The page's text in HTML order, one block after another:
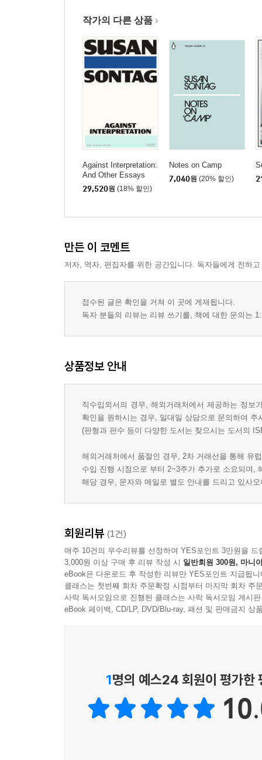
작가의 다른 상품
Against Interpretation:
And Other Essays
29,520원 (18% 할인)
Notes on Camp
7,040원 (20% 할인)
만든 이 코멘트
저자, 역자, 편집자를 위한 공간입니다. 독자들에게 전하
접수된 글은 확인을 거쳐 이 곳에 게재됩니다.
독자 분들의 리뷰는 리뷰 쓰기를, 책에 대한 문의는
상품정보 안내
직수입외서의 경우, 해외거래처에서 제공하는 정
확인을 원하시는 경우, 일대일 상담으로 문의하여 주
(판형과 판수 등이 다양한 도서는 찾으시는 도서의
해외거래처에서 품절인 경우, 2차 거래선을 통해 유
수입 진행 시점으로 부터 2~3주가 추가로 소요되며,
해당 경우, 문자와 메일로 별도 안내를 드리고 있사
회원리뷰 (1건)
매주 10건의 우수리뷰를 선정하여 YES포인트 3만원을 드
3,000원 이상 구매 후 리뷰 작성 시 일반회원 300원, 마니
eBook은 다운로드 후 작성한 리뷰만 YES포인트 지급됩니
클래스는 첫번째 회차 주문확정 시점부터 마지막 회차 주
사락 독서모임으로 진행된 클래스는 사락 독서모임 게시
eBook 페이백, CD/LP, DVD/Blu-ray, 패션 및 판매금지 상
1명의 예스24 회원이 평가한